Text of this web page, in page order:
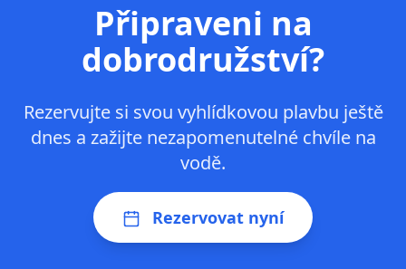
Připraveni na
dobrodružství?
Rezervujte si svou vyhlídkovou plavbu ještě
dnes a zažijte nezapomenutelné chvíle na
vodě.
Rezervovat nyní